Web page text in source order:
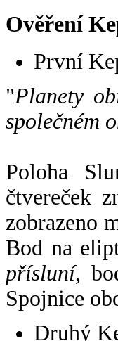
Ověření
První
"Planety
společném
Poloha
čtvereček
zobrazeno
Bod na
přísluní,
Spojnice
Druhý